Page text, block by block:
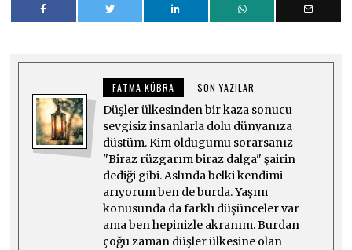
FATMA KÜBRA SON YAZILAR
Düşler ülkesinden bir kaza sonucu
sevgisiz insanlarla dolu dünyanıza
düstüm. Kim oldugumu sorarsanız
"Biraz rüzgarım biraz dalga" şairin
dediği gibi. Aslında belki kendimi
arıyorum ben de burda. Yaşım
konusunda da farklı düşünceler var
ama ben hepinizle akranım. Burdan
çoğu zaman düşler ülkesine olan